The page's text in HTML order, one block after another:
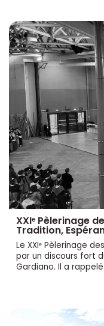
XXIᵉ Pèlerinage
Tradition,
Le XXIᵉ Pèlerinage
par un discours fort
Gardiano. Il a